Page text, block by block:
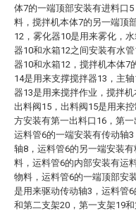
体7的一端顶部安装有进料口
料，搅拌机本体7的另一端顶
12，雾化器10是用来雾化，
器10和水箱12之间安装有水
器10和水箱12，搅拌机本体7
14是用来支撑搅拌器13，主
器13是用来搅拌作业，搅拌
出料阀15，出料阀15是用来
方安装有第一出料口16，第
运料管6的一端安装有传动轴
轴8，运料管6的另一端安装
料，运料管6的内部安装有运
物料，运料管6的一端顶部安
是用来驱动传动轴3，运料管
和第二支架20，第一支架19